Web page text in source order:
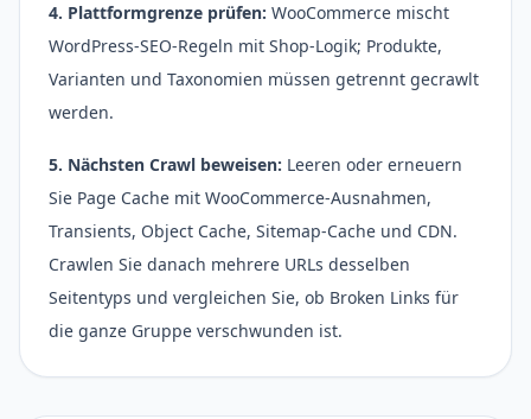
4. Plattformgrenze prüfen: WooCommerce mischt
WordPress-SEO-Regeln mit Shop-Logik; Produkte,
Varianten und Taxonomien müssen getrennt gecrawlt
werden.
5. Nächsten Crawl beweisen: Leeren oder erneuern
Sie Page Cache mit WooCommerce-Ausnahmen,
Transients, Object Cache, Sitemap-Cache und CDN.
Crawlen Sie danach mehrere URLs desselben
Seitentyps und vergleichen Sie, ob Broken Links für
die ganze Gruppe verschwunden ist.